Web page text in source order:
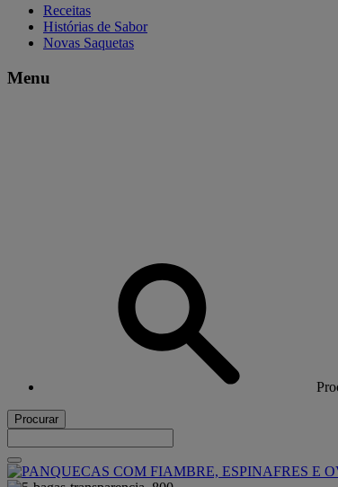
Receitas
Histórias de Sabor
Novas Saquetas
Menu
Procurar